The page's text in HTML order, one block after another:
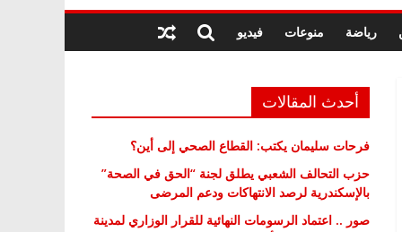
رياضة منوعات فيديو
أحدث المقالات
فرحات سليمان يكتب: القطاع الصحي إلى أين؟
حزب التحالف الشعبي يطلق لجنة “الحق في الصحة”
بالإسكندرية لرصد الانتهاكات ودعم المرضى
صور .. اعتماد الرسومات النهائية للقرار الوزاري لمدينة